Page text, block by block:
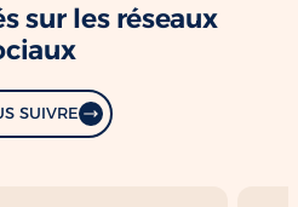
sur les réseaux
SUIVRE